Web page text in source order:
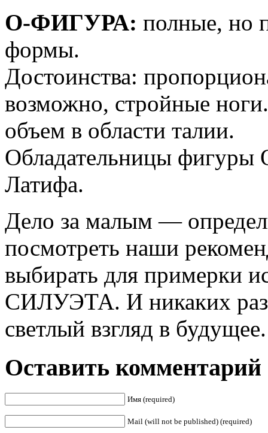
О-ФИГУРА: полные, но
формы.
Достоинства:
возможно, стройные
объем в области талии.
Обладательницы
Латифа.
Дело за малым —
посмотреть наши
выбирать для примерки
СИЛУЭТА. И никаких
светлый взгляд в будущее.
Оставить комментарий
Имя (required)
Mail (will not be published) (required)